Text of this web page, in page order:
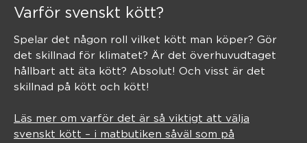
Varför svenskt kött?
Spelar det någon roll vilket kött man köper? Gör
det skillnad för klimatet? Är det överhuvudtaget
hållbart att äta kött? Absolut! Och visst är det
skillnad på kött och kött!
Läs mer om varför det är så viktigt att välja
svenskt kött – i matbutiken såväl som på